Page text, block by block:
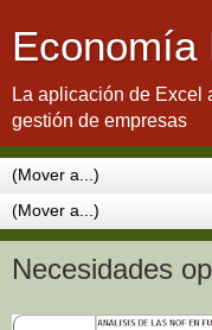
Economía
La aplicación de Excel
gestión de empresas
Necesidades